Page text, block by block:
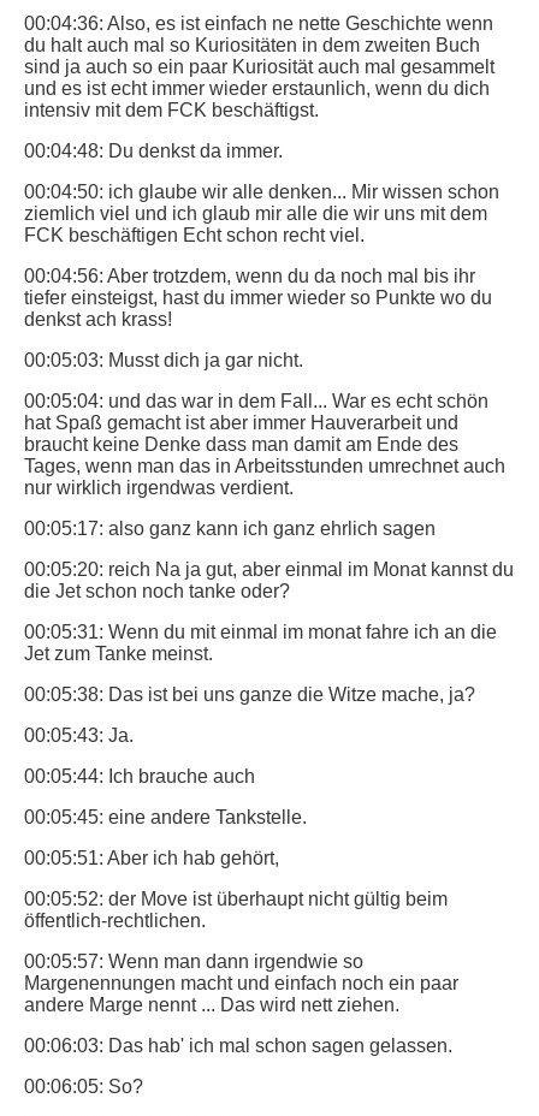
00:04:36: Also, es ist einfach ne nette Geschichte wenn
du halt auch mal so Kuriositäten in dem zweiten Buch
sind ja auch so ein paar Kuriosität auch mal gesammelt
und es ist echt immer wieder erstaunlich, wenn du dich
intensiv mit dem FCK beschäftigst.
00:04:48: Du denkst da immer.
00:04:50: ich glaube wir alle denken... Mir wissen schon
ziemlich viel und ich glaub mir alle die wir uns mit dem
FCK beschäftigen Echt schon recht viel.
00:04:56: Aber trotzdem, wenn du da noch mal bis ihr
tiefer einsteigst, hast du immer wieder so Punkte wo du
denkst ach krass!
00:05:03: Musst dich ja gar nicht.
00:05:04: und das war in dem Fall... War es echt schön
hat Spaß gemacht ist aber immer Hauverarbeit und
braucht keine Denke dass man damit am Ende des
Tages, wenn man das in Arbeitsstunden umrechnet auch
nur wirklich irgendwas verdient.
00:05:17: also ganz kann ich ganz ehrlich sagen
00:05:20: reich Na ja gut, aber einmal im Monat kannst du
die Jet schon noch tanke oder?
00:05:31: Wenn du mit einmal im monat fahre ich an die
Jet zum Tanke meinst.
00:05:38: Das ist bei uns ganze die Witze mache, ja?
00:05:43: Ja.
00:05:44: Ich brauche auch
00:05:45: eine andere Tankstelle.
00:05:51: Aber ich hab gehört,
00:05:52: der Move ist überhaupt nicht gültig beim
öffentlich-rechtlichen.
00:05:57: Wenn man dann irgendwie so
Margenennungen macht und einfach noch ein paar
andere Marge nennt ... Das wird nett ziehen.
00:06:03: Das hab' ich mal schon sagen gelassen.
00:06:05: So?